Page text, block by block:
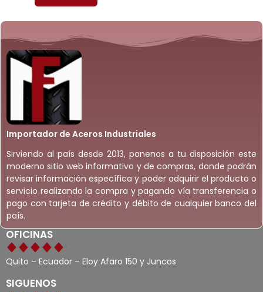
Importador de Aceros Industriales
Sirviendo al país desde 2013, ponenos a tu disposición este
moderno sitio web informativo y de compras, donde podrán
revisar información específica y poder adquirir el producto o
servicio realizando la compra y pagando vía transferencia o
pago con tarjeta de crédito y débito de cualquier banco del
país.
OFICINAS
Quito – Ecuador – Eloy Afaro 150 y Juncos
SIGUENOS